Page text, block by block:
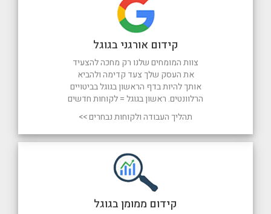
קידום ממומן בגוגל
קידום אורגני בגוגל
צוות המומחים שלנו רק מחכה להצעיד
את העסק שלך צעד קדימה ולהביא
אותך להיות בדף הראשון בגוגל בביטויים
הרלוונטים. ראשון בגוגל = לקוחות חדשים
תהליך העבודה ולקוחות נבחרים >>